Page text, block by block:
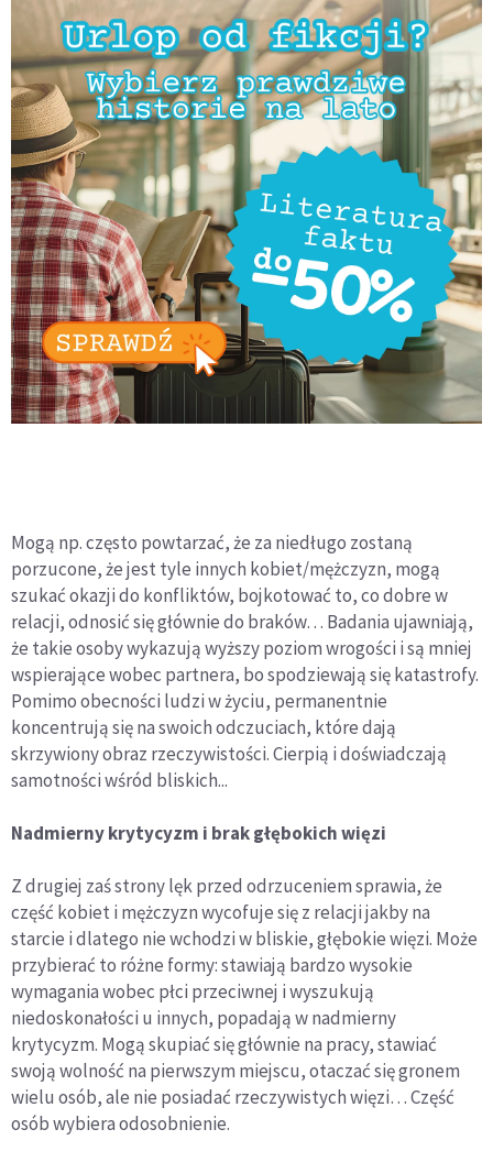
Mogą np. często powtarzać, że za niedługo zostaną
porzucone, że jest tyle innych kobiet/mężczyzn, mogą
szukać okazji do konfliktów, bojkotować to, co dobre w
relacji, odnosić się głównie do braków… Badania ujawniają,
że takie osoby wykazują wyższy poziom wrogości i są mniej
wspierające wobec partnera, bo spodziewają się katastrofy.
Pomimo obecności ludzi w życiu, permanentnie
koncentrują się na swoich odczuciach, które dają
skrzywiony obraz rzeczywistości. Cierpią i doświadczają
samotności wśród bliskich...
Nadmierny krytycyzm i brak głębokich więzi
Z drugiej zaś strony lęk przed odrzuceniem sprawia, że
część kobiet i mężczyzn wycofuje się z relacji jakby na
starcie i dlatego nie wchodzi w bliskie, głębokie więzi. Może
przybierać to różne formy: stawiają bardzo wysokie
wymagania wobec płci przeciwnej i wyszukują
niedoskonałości u innych, popadają w nadmierny
krytycyzm. Mogą skupiać się głównie na pracy, stawiać
swoją wolność na pierwszym miejscu, otaczać się gronem
wielu osób, ale nie posiadać rzeczywistych więzi… Część
osób wybiera odosobnienie.